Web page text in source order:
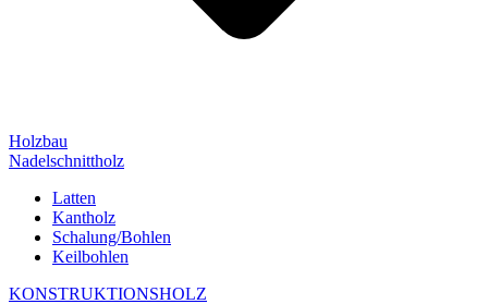
Holzbau
Nadelschnittholz
Latten
Kantholz
Schalung/Bohlen
Keilbohlen
KONSTRUKTIONSHOLZ